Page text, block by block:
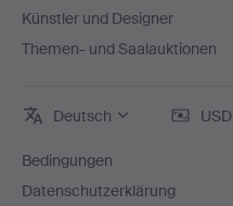
Künstler und Designer
Themen- und Saalauktionen
Deutsch USD
Bedingungen
Datenschutzerklärung